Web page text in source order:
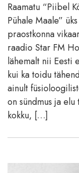
Raamatu “Piibel
Pühale Maale”
praostkonna
raadio Star FM
lähemalt nii Eesti
kui ka toidu
ainult
on sündmus ja
kokku, […]